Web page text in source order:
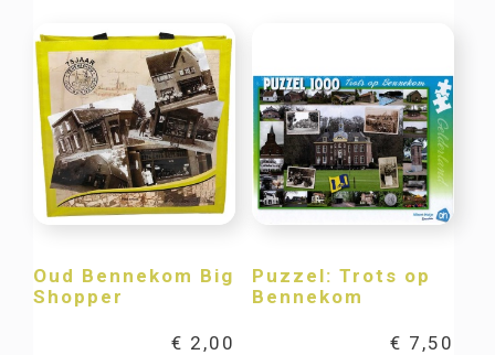
Oud Bennekom Big
Shopper
€ 2,00
Puzzel: Trots op
Bennekom
€ 7,50